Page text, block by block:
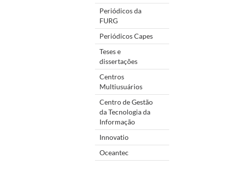
Periódicos da
FURG
Periódicos Capes
Teses e
dissertações
Centros
Multiusuários
Centro de Gestão
da Tecnologia da
Informação
Innovatio
Oceantec